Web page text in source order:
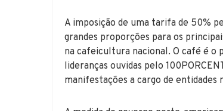
A imposição de uma tarifa de 50%
grandes proporções para os
na cafeicultura nacional. O café é o
lideranças ouvidas pelo
manifestações a cargo de